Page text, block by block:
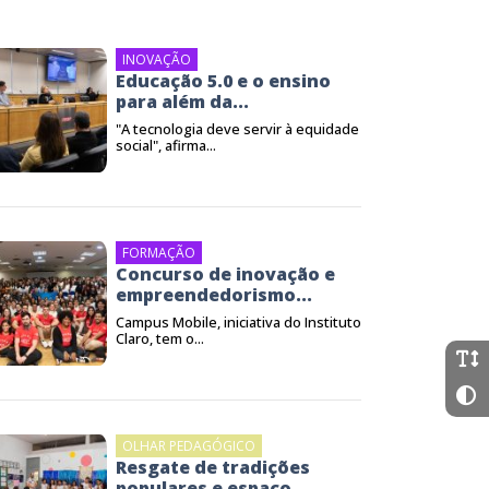
INOVAÇÃO
Educação 5.0 e o ensino
para além da...
"A tecnologia deve servir à equidade
social", afirma...
FORMAÇÃO
Concurso de inovação e
empreendedorismo...
Campus Mobile, iniciativa do Instituto
Claro, tem o...
OLHAR PEDAGÓGICO
Resgate de tradições